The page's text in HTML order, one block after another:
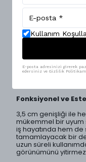
gardırobunda yer
kaliteli hakiki deri
uzun ömürlü
çekmektedir.
Renk ve Beden
Kemer, siyah,
seçenekleri ile farklı
130 cm beden
Fonksiyonel ve
3,5 cm genişliği ile
mükemmel bir uyum
iş hayatında hem de
tamamlayacak bir
uzun süreli
görünümünü
Kullanım
E-posta adresinizi girerek
edersiniz ve Gizlilik